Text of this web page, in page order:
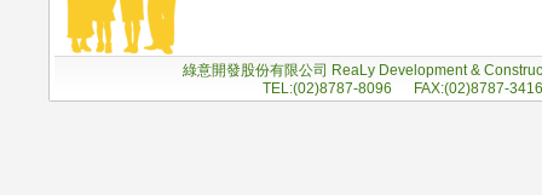
綠意開發股份有限公司 ReaLy Development &
TEL:(02)8787-8096 FAX:(02)8787-